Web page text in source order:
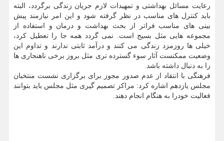
رعایت مسائل بهداشتی و تمهیدات لازم جریان زندگی برگردد، البته
باید کنترل های مناسب در نظر گرفته شود و این امر نیازمند پیش
بینی های مناسب فراتر از بحث بهداشت و درمان و استفاده از
مجموعه هایی مثل بسیج است. نمی گردد همه جا را تعطیل کرد،
خیلی ها روزمزد زندگی می کنند و درآمد ثابتی ندارند و تداوم این
وضعیت ممکنست آثار سوء گسترده تری مثل بروز برخی ناهنجاری ها
را به دنبال داشته باشد.
فرهنگی با انتقاد از عدم صدور مجوز برای برگزاری نشست منتخبان
مجلس یازدهم اشاره کرد: مراکز تصمیم گیری مثل مجلس باید بتوانند
فعالیت خودرا به هنگام انجام دهند.